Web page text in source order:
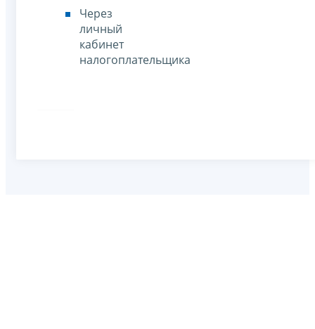
Через
личный
кабинет
налогоплательщика